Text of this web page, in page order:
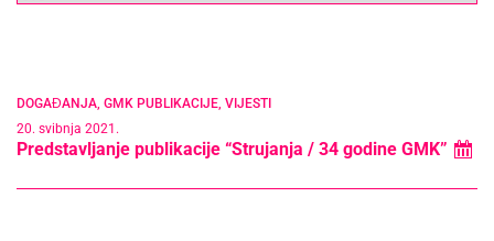
DOGAĐANJA GMK PUBLIKACIJE VIJESTI
20. svibnja 2021.
Predstavljanje publikacije “Strujanja / 34 godine GMK”